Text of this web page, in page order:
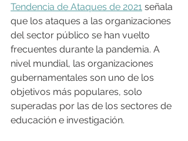
Tendencia de Ataques de 2021 señala
que los ataques a las organizaciones
del sector público se han vuelto
frecuentes durante la pandemia. A
nivel mundial, las organizaciones
gubernamentales son uno de los
objetivos más populares, solo
superadas por las de los sectores de
educación e investigación.